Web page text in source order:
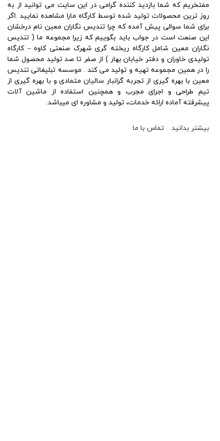
مفتخریم که شما بازدید کننده گرامی در این سایت می توانید از به
روز ترین محصولات تولید شده توسط کارگاه مارا مشاهده نمایید .اگر
برای شما سوالی پیش آمده که چرا تندیس نگاران معین نام درخشان
این صنعت است در جواب باید بگوییم که زیرا مجموعه ما ( تندیس
نگاران معین شامل کارگاه ریخته گری شهرک صنعتی کاوه – کارگاه
تولیدی خاوران و دفتر خیابان بهار ) از صفر تا صد تولید محصول شما
را در همین مجموعه تهیه و تولید می کند . موسسه تبلیغاتی تندیس
معین با بهره گیری از تجربه گرانبار سالیان متمادی و با بهره گیری از
تیم طراحی و اجرای مجرب و همچنین استفاده از ماشین آلات
پیشرفته آماده ارائه خدمات، تولید و مشاوره ای میباشد.
بیشتر بدانید تماس با ما